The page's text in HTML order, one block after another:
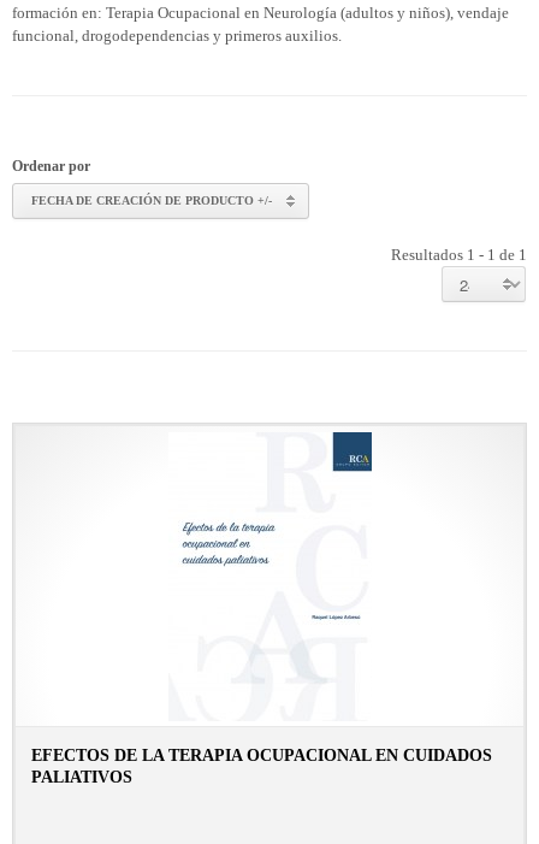
formación en: Terapia Ocupacional en Neurología (adultos y niños), vendaje
funcional, drogodependencias y primeros auxilios.
Ordenar por
FECHA DE CREACIÓN DE PRODUCTO +/-
Resultados 1 - 1 de 1
EFECTOS DE LA TERAPIA OCUPACIONAL EN CUIDADOS
PALIATIVOS